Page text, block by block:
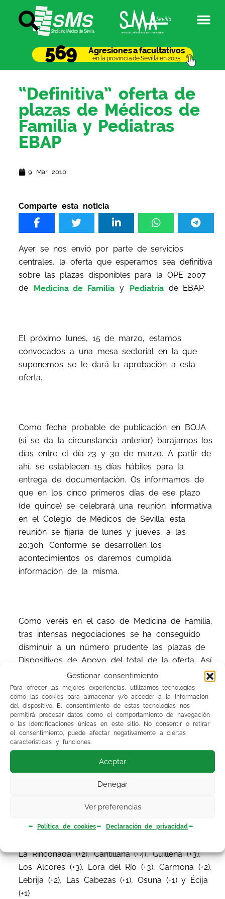
Gestionar consentimiento
Para ofrecer las mejores experiencias, utilizamos tecnologías
como las cookies para almacenar y/o acceder a la información
del dispositivo. El consentimiento de estas tecnologías nos
permitirá procesar datos como el comportamiento de navegación
o las identificaciones únicas en este sitio. No consentir o retirar
el consentimiento, puede afectar negativamente a ciertas
características y funciones.
Aceptar
Denegar
Ver preferencias
Política de cookies Declaración de privacidad
Agresiones a facultativos
en la provincia de Sevilla en 2025
569
“Definitiva” oferta de
plazas de Médicos de
Familia y Pediatras
EBAP
9 Mar 2010
Comparte esta noticia
Ayer se nos envió por parte de servicios
centrales, la oferta que esperamos sea definitiva
sobre las plazas disponibles para la OPE 2007
de
Medicina de Familia y Pediatría de EBAP.
El próximo lunes, 15 de marzo, estamos
convocados a una mesa sectorial en la que
suponemos se le dará la aprobación a esta
oferta.
Como fecha probable de publicación en BOJA
(si se da la circunstancia anterior) barajamos los
días entre el día 23 y 30 de marzo. A partir de
ahí, se establecen 15 días hábiles para la
entrega de documentación. Os informamos de
que en los cinco primeros días de ese plazo
(de quince) se celebrará una reunión informativa
en el Colegio de Médicos de Sevilla; esta
reunión se fijaría de lunes y jueves, a las
20:30h. Conforme se desarrollen los
acontecimientos os daremos cumplida
información de la misma.
Como veréis en el caso de Medicina de Familia,
tras intensas negociaciones se ha conseguido
disminuir a un número prudente las plazas de
Dispositivos de Apoyo del total de la oferta. Así
la oferta total de Medicina de Familia son 1.103
y de Dispositivos, 312.
Concretamente en lo referente a la provincia de
Sevilla, las plazas totales ofertadas son 241, 208
de Medicina de Familia y 33 de Dispositivos de
Apoyo. Como sorpresa agradable, en la zona
básica de Sevilla se ofertan 27 plazas con
respecto a las 16 anteriores, desapareciendo las
mención son el aumento de plazas en Pilas (+2),
La Rinconada (+2), Cantillana (+4), Guillena (+3),
Los Alcores (+3). Lora del Río (+3), Carmona (+2),
Lebrija (+2), Las Cabezas (+1), Osuna (+1) y Écija
(+1)